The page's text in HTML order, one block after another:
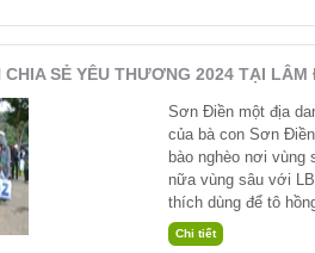
CHIA SẺ YÊU THƯƠNG 2024 TẠI LÂM
Sơn Điền một địa
của bà con Sơn
bào nghèo nơi vùng
nữa vùng sâu với
thích dùng để tô